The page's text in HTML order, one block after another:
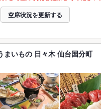
空席状況を更新する
まいもの 日々木 仙台国分町